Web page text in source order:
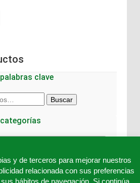
clave
Buscar
y de terceros para mejorar nuestros
relacionada con sus preferencias
hábitos de navegación. Si continúa